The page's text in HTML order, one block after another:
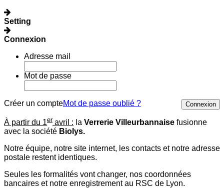
Setting
Connexion
Adresse mail
Mot de passe
Créer un compte Connexion
Mot de passe oublié ?
À partir du 1er avril : la Verrerie Villeurbannaise fusionne
avec la société Biolys.
Notre équipe, notre site internet, les contacts et notre adresse
postale restent identiques.
Seules les formalités vont changer, nos coordonnées
bancaires et notre enregistrement au RSC de Lyon.